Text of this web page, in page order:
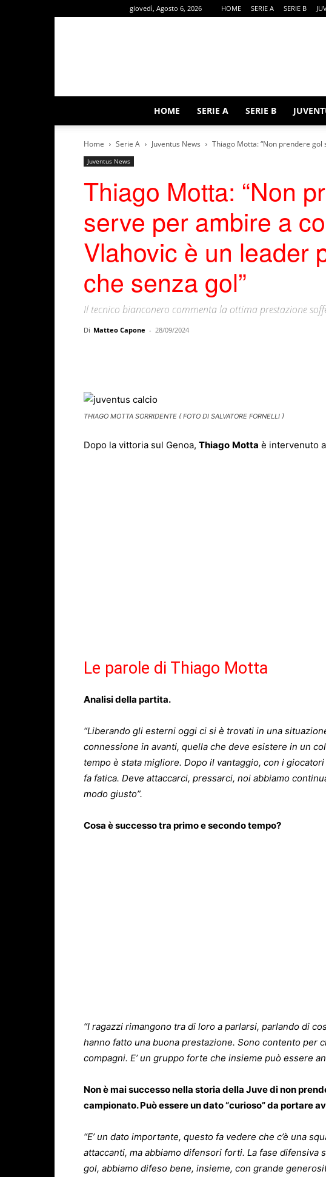
giovedì, Agosto 6, 2026 HOME SERIE A SERIE B
HOME SERIE A SERIE B
Home Serie A Juventus News Thiago Motta: “Non prendere
Juventus News
Thiago Motta: “Non
serve per ambire a
Vlahovic è un leader
che senza gol”
Il tecnico bianconero commenta la ottima prestazione
Di Matteo Capone - 28/09/2024
THIAGO MOTTA SORRIDENTE ( FOTO DI SALVATORE FORNELLI )
Dopo la vittoria sul Genoa, Thiago Motta è intervenuto
Le parole di Thiago Motta
Analisi della partita.
“Liberando gli esterni oggi ci si è trovati in una
connessione in avanti, quella che deve esistere in un
tempo è stata migliore. Dopo il vantaggio, con i
fa fatica. Deve attaccarci, pressarci, noi abbiamo
modo giusto”.
Cosa è successo tra primo e secondo tempo?
“I ragazzi rimangono tra di loro a parlarsi, parlando di
hanno fatto una buona prestazione. Sono contento per
compagni. E’ un gruppo forte che insieme può essere
Non è mai successo nella storia della Juve di non
campionato. Può essere un dato “curioso” da portare
“E’ un dato importante, questo fa vedere che c’è una
attaccanti, ma abbiamo difensori forti. La fase difensiva
gol, abbiamo difeso bene, insieme, con grande